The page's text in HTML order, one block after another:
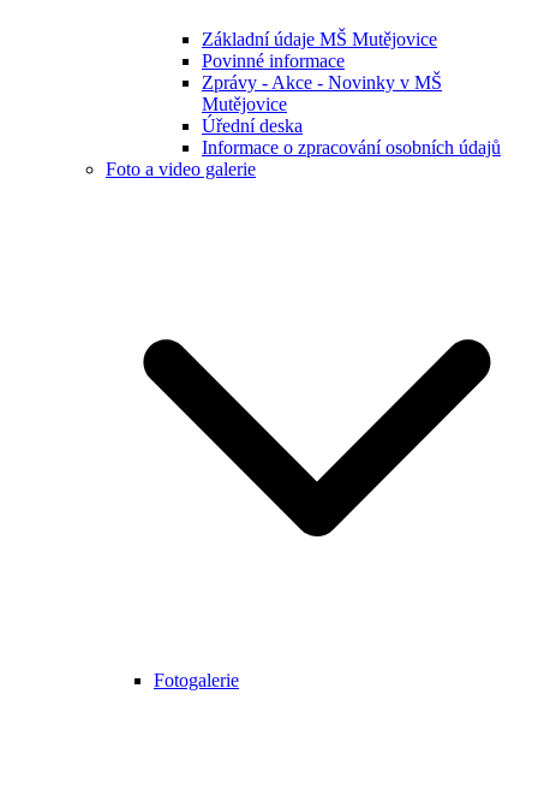
Základní údaje MŠ Mutějovice
Povinné informace
Zprávy - Akce - Novinky v MŠ
Mutějovice
Úřední deska
Informace o zpracování osobních údajů
Foto a video galerie
Fotogalerie